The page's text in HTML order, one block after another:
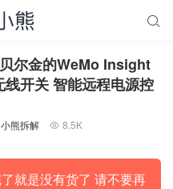

尔金的WeMo Insight
开关 智能远程电源控
小熊拆解  8.5K
就是没有货了 请不要再